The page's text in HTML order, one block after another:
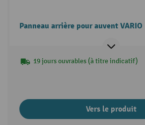
Panneau arrière pour auvent VARIO
19 jours ouvrables (à titre indicatif)
Vers le produit